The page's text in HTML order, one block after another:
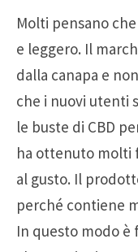
Molti pensano
e leggero. Il
dalla canapa e
che i nuovi utenti
le buste di CBD
ha ottenuto molti
al gusto. Il
perché contiene
In questo modo è